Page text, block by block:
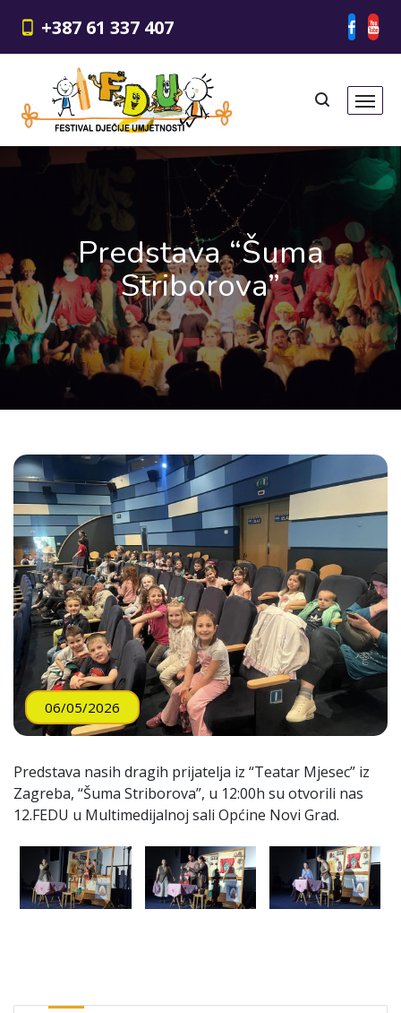
+387 61 337 407
Predstava “Šuma
Striborova”
06/05/2026
Predstava nasih dragih prijatelja iz “Teatar Mjesec” iz
Zagreba, “Šuma Striborova”, u 12:00h su otvorili nas
12.FEDU u Multimedijalnoj sali Općine Novi Grad.